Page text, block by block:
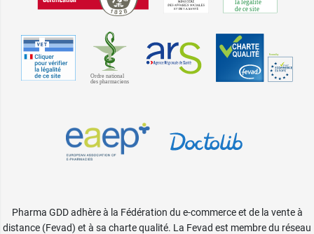
Pharma GDD adhère à la Fédération du e-commerce et de la vente à
distance (Fevad) et à sa charte qualité. La Fevad est membre du réseau